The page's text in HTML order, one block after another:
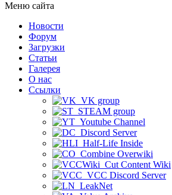
Меню сайта
Новости
Форум
Загрузки
Статьи
Галерея
О нас
Ссылки
VK group
STEAM group
Youtube Channel
Discord Server
Half-Life Inside
Combine Overwiki
Cut Content Wiki
VCC Discord Server
LeakNet